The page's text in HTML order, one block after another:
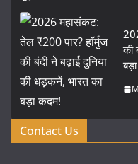
की
Contact Us